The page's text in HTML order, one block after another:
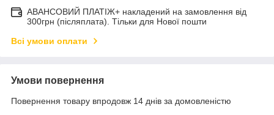
АВАНСОВИЙ ПЛАТІЖ+ накладений на замовлення від
300грн (післяплата). Тільки для Нової пошти
Всі умови оплати
Умови повернення
Повернення товару впродовж 14 днів за домовленістю